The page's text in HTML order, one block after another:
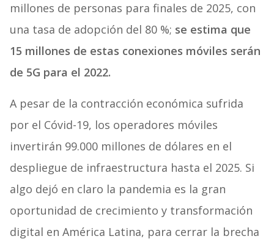
millones de personas para finales de 2025, con
una tasa de adopción del 80 %; se estima que
15 millones de estas conexiones móviles serán
de 5G para el 2022.
A pesar de la contracción económica sufrida
por el Cóvid-19, los operadores móviles
invertirán 99.000 millones de dólares en el
despliegue de infraestructura hasta el 2025. Si
algo dejó en claro la pandemia es la gran
oportunidad de crecimiento y transformación
digital en América Latina, para cerrar la brecha